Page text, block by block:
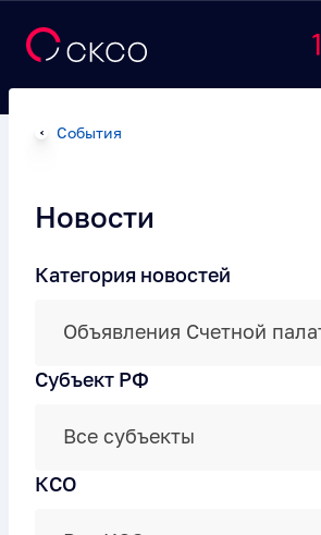
События
Новости
Категория новостей
Субъект РФ
Все субъекты
КСО